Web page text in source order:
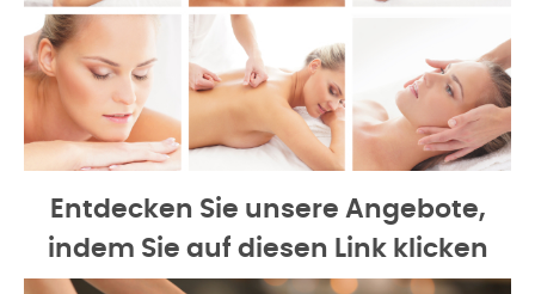
Entdecken Sie unsere Angebote,
indem Sie auf diesen Link klicken